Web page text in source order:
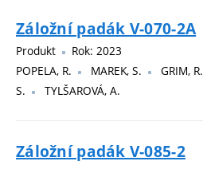
Záložní padák V-070-2A
Produkt
Rok: 2023
POPELA, R.
MAREK, S. GRIM, R.
S.
TYLŠAROVÁ, A.
Záložní padák V-085-2